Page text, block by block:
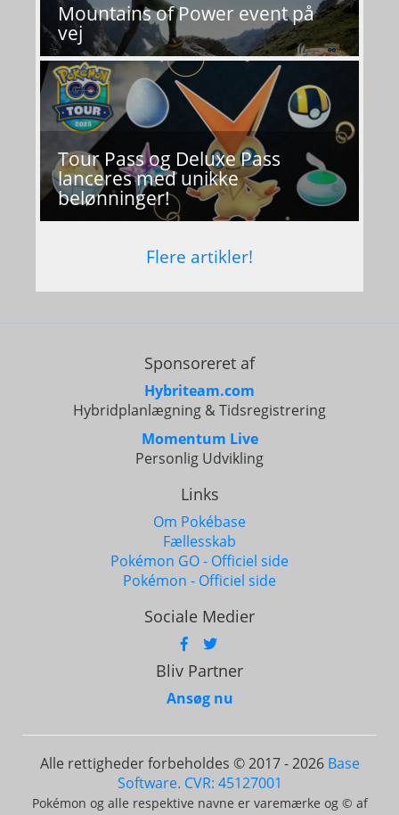
Mountains of Power event på
vej
Tour Pass og Deluxe Pass
lanceres med unikke
belønninger!
Flere artikler!
Sponsoreret af
Hybriteam.com
Hybridplanlægning & Tidsregistrering
Momentum Live
Personlig Udvikling
Links
Om Pokébase
Fællesskab
Pokémon GO - Officiel side
Pokémon - Officiel side
Sociale Medier
Bliv Partner
Ansøg nu
Alle rettigheder forbeholdes © 2017 - 2026 Base
Software. CVR: 45127001
Pokémon og alle respektive navne er varemærke og © af